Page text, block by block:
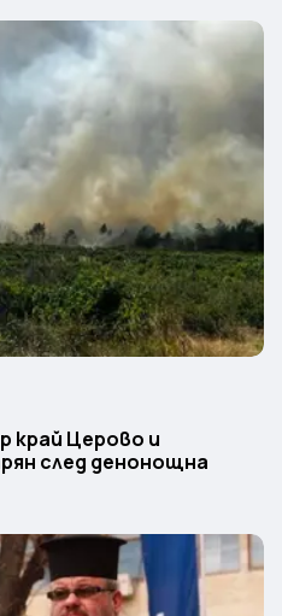
край Церово и
след денонощна